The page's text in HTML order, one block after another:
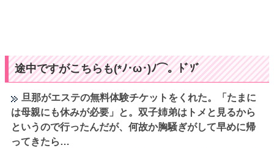
途中ですがこちらも(*ﾉ･ω･)ﾉ⌒。ﾄﾞｿﾞ
旦那がエステの無料体験チケットをくれた。「たまに
は母親にも休みが必要」と。双子姉弟はトメと見るから
というので行ったんだが、何故か胸騒ぎがして早めに帰
ってきたら…